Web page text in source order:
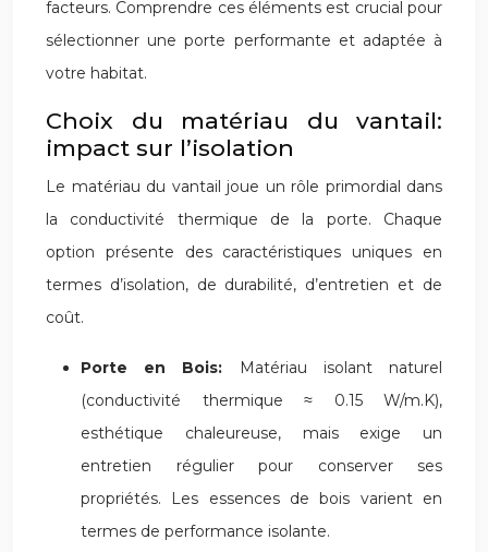
facteurs. Comprendre ces éléments est crucial pour
sélectionner une porte performante et adaptée à
votre habitat.
Choix du matériau du vantail:
impact sur l’isolation
Le matériau du vantail joue un rôle primordial dans
la conductivité thermique de la porte. Chaque
option présente des caractéristiques uniques en
termes d’isolation, de durabilité, d’entretien et de
coût.
Porte en Bois:
Matériau isolant naturel
(conductivité thermique ≈ 0.15 W/m.K),
esthétique chaleureuse, mais exige un
entretien régulier pour conserver ses
propriétés. Les essences de bois varient en
termes de performance isolante.